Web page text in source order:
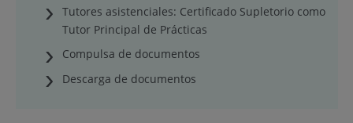
Tutores asistenciales: Certificado Supletorio como
Tutor Principal de Prácticas
Compulsa de documentos
Descarga de documentos